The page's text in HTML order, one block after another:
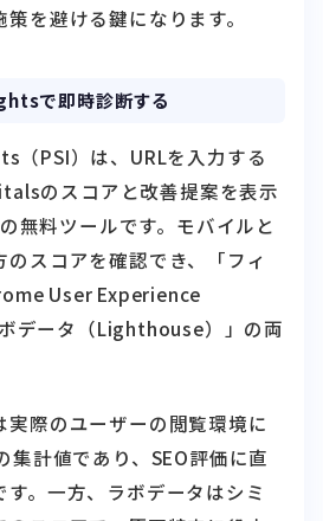
（PSI）は、URLを入力する
無料ツールです。モバイルと
のスコアを確認でき、「フィ
User Experience
データ（Lighthouse）」の両
際のユーザーの閲覧環境に
す。一方、ラボデータはシミ
のスコアで、原因特定に役立
ルドデータの各指標が「良